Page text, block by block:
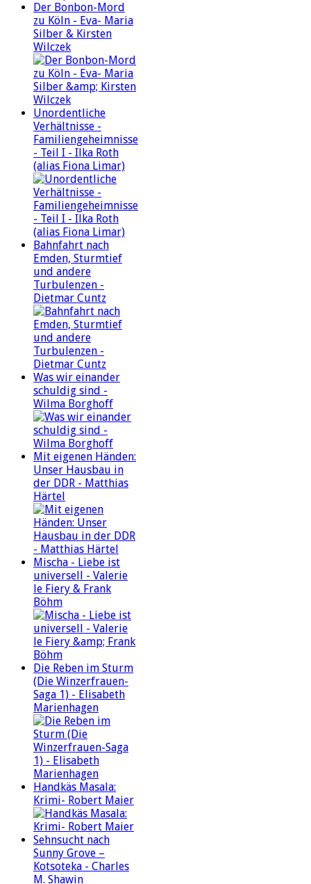
Der Bonbon-Mord
zu Köln - Eva- Maria
Silber & Kirsten
Wilczek
Unordentliche
Verhältnisse -
Familiengeheimnisse
- Teil I - Ilka Roth
(alias Fiona Limar)
Bahnfahrt nach
Emden, Sturmtief
und andere
Turbulenzen -
Dietmar Cuntz
Was wir einander
schuldig sind -
Wilma Borghoff
Mit eigenen Händen:
Unser Hausbau in
der DDR - Matthias
Härtel
Mischa - Liebe ist
universell - Valerie
le Fiery & Frank
Böhm
Die Reben im Sturm
(Die Winzerfrauen-
Saga 1) - Elisabeth
Marienhagen
Handkäs Masala:
Krimi- Robert Maier
Sehnsucht nach
Sunny Grove –
Kotsoteka - Charles
M. Shawin